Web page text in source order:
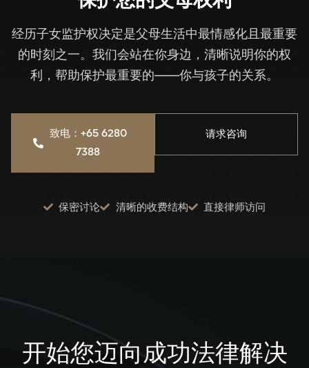
经历子女监护权决定是父母生活中最情感化且最重要
的时刻之一。我们会站在你身边，清晰说明你的权
利，帮助保护最重要的——你与孩子的关系。
致电：+65 6280
7388
请求咨询
保密讨论 清晰的收费结构 直接律师访问
开始您迈向成功法律解决